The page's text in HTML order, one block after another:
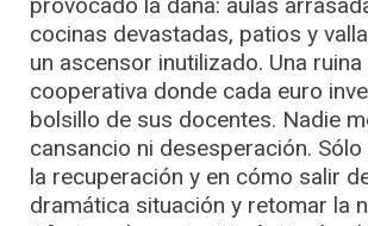
cocinas devastadas, patios y
un ascensor inutilizado. Una ruina
cooperativa donde cada euro
bolsillo de sus docentes. Nadie
cansancio ni desesperación. Sólo
la recuperación y en cómo salir
dramática situación y retomar la